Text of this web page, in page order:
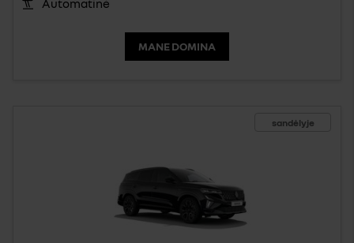
MANE DOMINA
sandėlyje